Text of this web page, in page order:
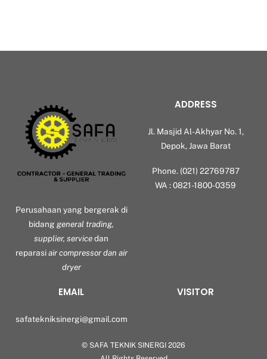
Perusahaan yang bergerak di
bidang general trading,
supplier, servicedan
reparasiair compressor dan air
dryer
ADDRESS
Jl. Masjid Al-Akhyar No. 1,
Depok, Jawa Barat
Phone. (021) 22769787
WA : 0821-1800-0359
EMAIL
safatekniksinergi@gmail.com
VISITOR
© SAFA TEKNIK SINERGI 2026